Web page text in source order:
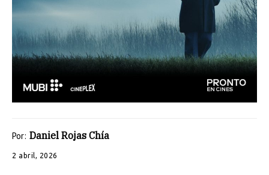
Por: Daniel Rojas Chía
2 abril, 2026